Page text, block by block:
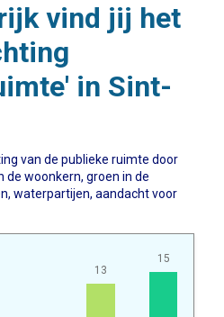
vind jij het
in Sint-
van de publieke ruimte door
de woonkern, groen in de
waterpartijen, aandacht voor
13
15